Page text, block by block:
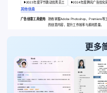
2023年度字节跳动优秀员工 2024年度腾讯广告优化
其他信息
广告创意工具使用: 熟练掌握Adobe Photoshop、Premiere等
的创意内容，提升工作效率与素材质量。
更多